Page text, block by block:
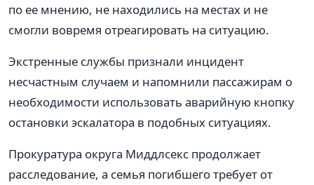
по ее мнению, не находились на местах и не
смогли вовремя отреагировать на ситуацию.
Экстренные службы признали инцидент
несчастным случаем и напомнили пассажирам о
необходимости использовать аварийную кнопку
остановки эскалатора в подобных ситуациях.
Прокуратура округа Миддлсекс продолжает
расследование, а семья погибшего требует от